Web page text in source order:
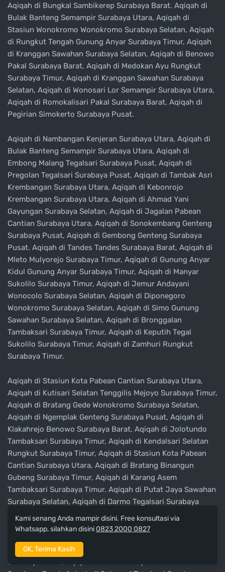
Aqiqah di Bungkal Sambikerep Surabaya Barat. Aqiqah di
Bulak Banteng Semampir Surabaya Utara, Aqiqah di
Stasiun Wonokromo Wonokromo Surabaya Selatan, Aqiqah
di Rungkut Tengah Gunung Anyar Surabaya Timur, Aqiqah
di Kranggan Sawahan Surabaya Selatan, Aqiqah di Benowo
Pakal Surabaya Barat, Aqiqah di Medokan Ayu Rungkut
Surabaya Timur, Aqiqah di Kranggan Sawahan Surabaya
Selatan, Aqiqah di Wonosari Lor Semampir Surabaya Utara,
Aqiqah di Romokalisari Pakal Surabaya Barat, Aqiqah di
Pegirian Simokerto Surabaya Pusat.
Aqiqah di Nambangan Kenjeran Surabaya Utara, Aqiqah di
Bulak Banteng Semampir Surabaya Utara, Aqiqah di
Embong Malang Tegalsari Surabaya Pusat, Aqiqah di
Pregolan Tegalsari Surabaya Pusat, Aqiqah di Tambak Asri
Krembangan Surabaya Utara, Aqiqah di Kebonrojo
Krembangan Surabaya Utara, Aqiqah di Ahmad Yani
Gayungan Surabaya Selatan, Aqiqah di Jagalan Pabean
Cantian Surabaya Utara, Aqiqah di Sonokembang Genteng
Surabaya Pusat, Aqiqah di Gembong Genteng Surabaya
Pusat. Aqiqah di Tandes Tandes Surabaya Barat, Aqiqah di
Mleto Mulyorejo Surabaya Timur, Aqiqah di Gunung Anyar
Kidul Gunung Anyar Surabaya Timur, Aqiqah di Manyar
Sukolilo Surabaya Timur, Aqiqah di Jemur Andayani
Wonocolo Surabaya Selatan, Aqiqah di Diponegoro
Wonokromo Surabaya Selatan, Aqiqah di Simo Gunung
Sawahan Surabaya Selatan, Aqiqah di Bronggalan
Tambaksari Surabaya Timur, Aqiqah di Keputih Tegal
Sukolilo Surabaya Timur, Aqiqah di Zamhuri Rungkut
Surabaya Timur.
Aqiqah di Stasiun Kota Pabean Cantian Surabaya Utara,
Aqiqah di Kutisari Selatan Tenggilis Mejoyo Surabaya Timur,
Aqiqah di Bratang Gede Wonokromo Surabaya Selatan,
Aqiqah di Ngemplak Genteng Surabaya Pusat, Aqiqah di
Klakahrejo Benowo Surabaya Barat, Aqiqah di Jolotundo
Tambaksari Surabaya Timur, Aqiqah di Kendalsari Selatan
Rungkut Surabaya Timur, Aqiqah di Stasiun Kota Pabean
Cantian Surabaya Utara, Aqiqah di Bratang Binangun
Gubeng Surabaya Timur, Aqiqah di Karang Asem
Tambaksari Surabaya Timur. Aqiqah di Putat Jaya Sawahan
Surabaya Selatan, Aqiqah di Darmo Tegalsari Surabaya
Surabaya Timur, Aqiqah di Diponegoro Wonokromo
Surabaya Barat, Aqiqah di Perak Barat Krembangan
Surabaya Utara, Aqiqah di Tambak Mayor Asemrowo
Kami senang Anda mampir disini. Free konsultasi via
Whatsapp, silahkan disini 0823 2000 0827
OK, Terima Kasih